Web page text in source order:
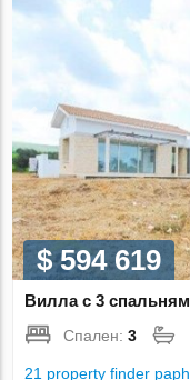
$ 594 619
Вилла с 3
Спален:3
21 property finder